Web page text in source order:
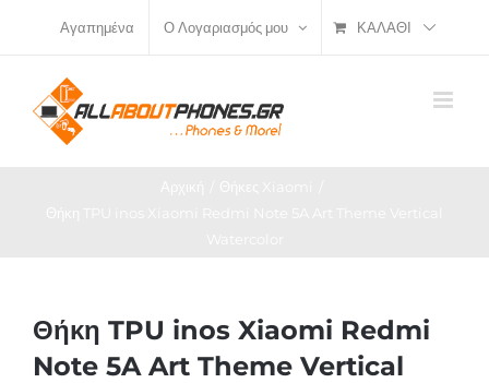
περιεχόμενο
Αγαπημένα Ο Λογαριασμός μου ΚΑΛΆΘΙ
Θήκη TPU inos Xiaomi Redmi
Note 5A Art Theme Vertical